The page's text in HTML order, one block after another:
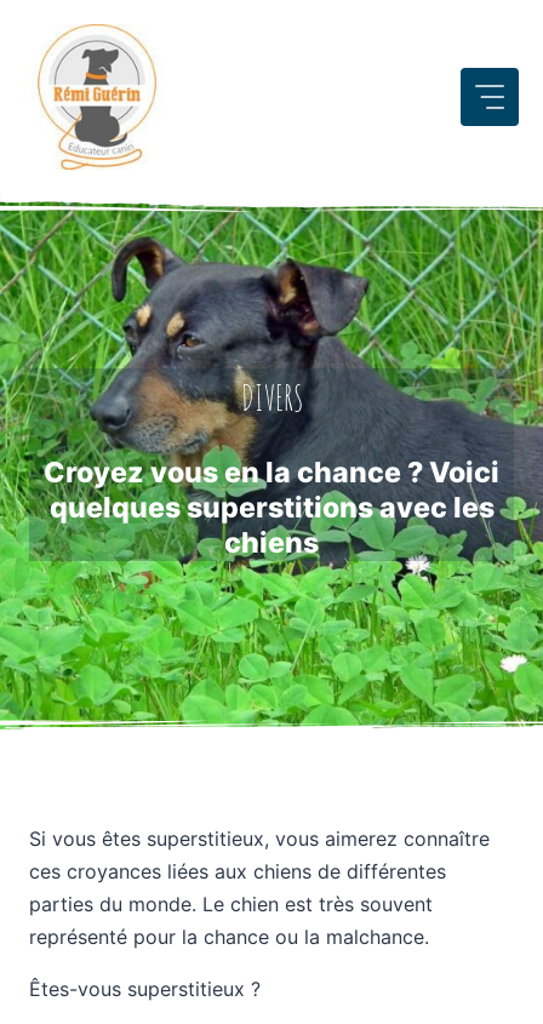
contenu
DIVERS
Croyez vous en la chance ? Voici
quelques superstitions avec les
chiens
Si vous êtes superstitieux, vous aimerez connaître
ces croyances liées aux chiens de différentes
parties du monde. Le chien est très souvent
représenté pour la chance ou la malchance.
Êtes-vous superstitieux ?